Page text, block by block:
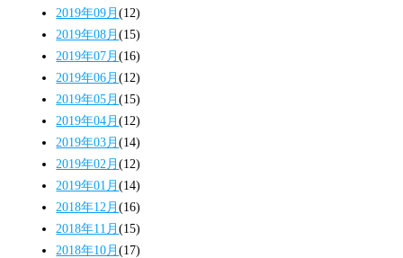
2019年09月(12)
2019年08月(15)
2019年07月(16)
2019年06月(12)
2019年05月(15)
2019年04月(12)
2019年03月(14)
2019年02月(12)
2019年01月(14)
2018年12月(16)
2018年11月(15)
2018年10月(17)